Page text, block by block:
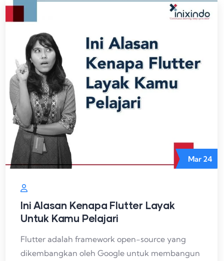
Mar 24
Ini Alasan Kenapa Flutter Layak
Untuk Kamu Pelajari
Flutter adalah framework open-source yang
dikembangkan oleh Google untuk membangun